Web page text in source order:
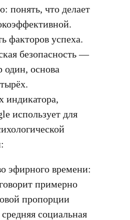
понять, что делает
факторов успеха.
безопасность —
один, основа
индикатора,
использует для
эфирного времени:
примерно
пропорции
социальная